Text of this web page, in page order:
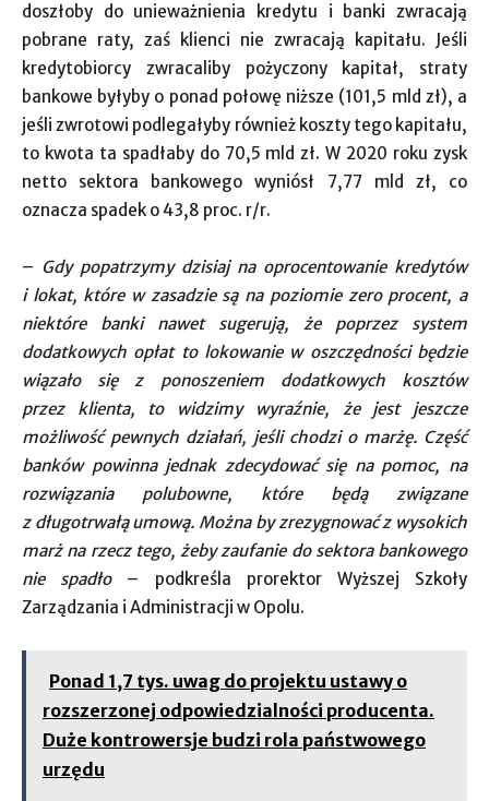
doszłoby do unieważnienia kredytu i banki zwracają
pobrane raty, zaś klienci nie zwracają kapitału. Jeśli
kredytobiorcy zwracaliby pożyczony kapitał, straty
bankowe byłyby o ponad połowę niższe (101,5 mld zł), a
jeśli zwrotowi podlegałyby również koszty tego kapitału,
to kwota ta spadłaby do 70,5 mld zł. W 2020 roku zysk
netto sektora bankowego wyniósł 7,77 mld zł, co
oznacza spadek o 43,8 proc. r/r.
– Gdy popatrzymy dzisiaj na oprocentowanie kredytów
i lokat, które w zasadzie są na poziomie zero procent, a
niektóre banki nawet sugerują, że poprzez system
dodatkowych opłat to lokowanie w oszczędności będzie
wiązało się z ponoszeniem dodatkowych kosztów
przez klienta, to widzimy wyraźnie, że jest jeszcze
możliwość pewnych działań, jeśli chodzi o marżę. Część
banków powinna jednak zdecydować się na pomoc, na
rozwiązania polubowne, które będą związane
z długotrwałą umową. Można by zrezygnować z wysokich
marż na rzecz tego, żeby zaufanie do sektora bankowego
nie spadło – podkreśla prorektor Wyższej Szkoły
Zarządzania i Administracji w Opolu.
Ponad 1,7 tys. uwag do projektu ustawy o
rozszerzonej odpowiedzialności producenta.
Duże kontrowersje budzi rola państwowego
urzędu